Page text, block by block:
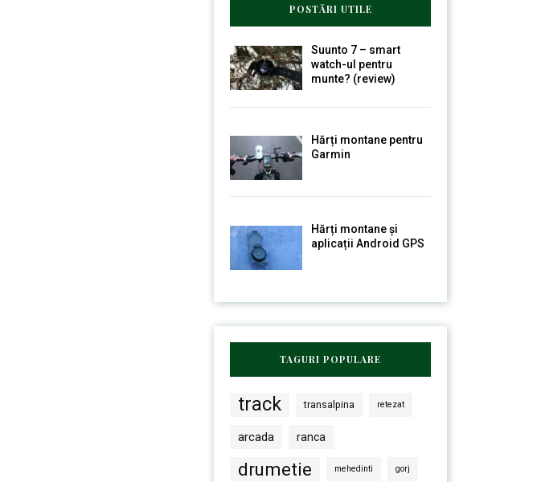
POSTĂRI UTILE
Suunto 7 – smart
watch-ul pentru
munte? (review)
Hărți montane pentru
Garmin
Hărți montane și
aplicații Android GPS
TAGURI POPULARE
track transalpina retezat
arcada ranca
drumetie mehedinti gorj